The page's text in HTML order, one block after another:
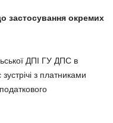
застосування окремих
ДПІ ГУ ДПС в
з платниками